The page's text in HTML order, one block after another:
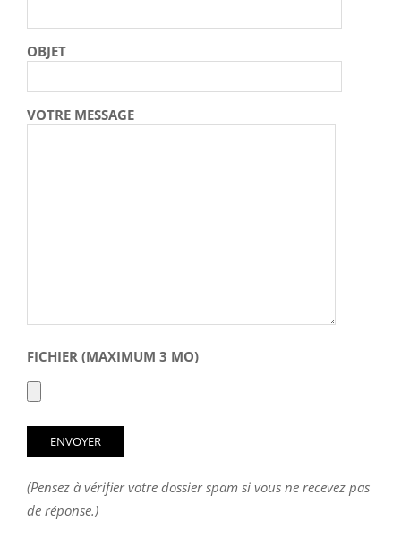
OBJET
VOTRE MESSAGE
FICHIER (MAXIMUM 3 MO)
(Pensez à vérifier votre dossier spam si vous ne recevez pas
de réponse.)